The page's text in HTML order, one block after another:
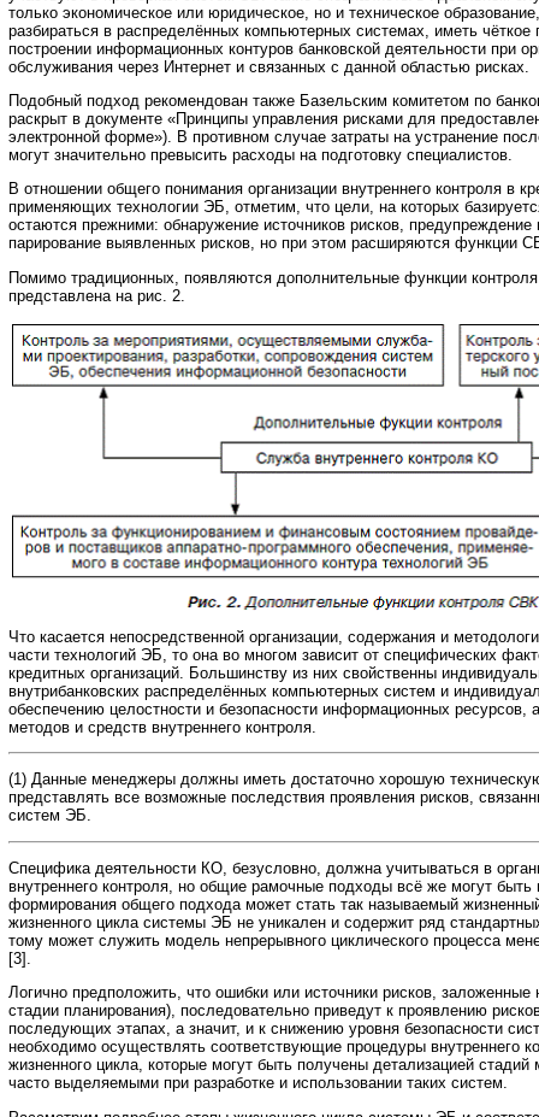
только экономическое или юридическое, но и техническое
разбираться в распределённых компьютерных системах, иметь чёткое
построении информационных контуров банковской деятельности при
обслуживания через Интернет и связанных с данной областью рисках.
Подобный подход рекомендован также Базельским комитетом по
раскрыт в документе «Принципы управления рисками для
электронной форме»). В противном случае затраты на устранение
могут значительно превысить расходы на подготовку специалистов.
В отношении общего понимания организации внутреннего контроля в
применяющих технологии ЭБ, отметим, что цели, на которых
остаются прежними: обнаружение источников рисков, предупреждение
парирование выявленных рисков, но при этом расширяются функции
Помимо традиционных, появляются дополнительные функции
представлена на рис. 2.
Что касается непосредственной организации, содержания и
части технологий ЭБ, то она во многом зависит от специфических
кредитных организаций. Большинству из них свойственны
внутрибанковских распределённых компьютерных систем и
обеспечению целостности и безопасности информационных ресурсов,
методов и средств внутреннего контроля.
(1) Данные менеджеры должны иметь достаточно хорошую
представлять все возможные последствия проявления рисков,
систем ЭБ.
Специфика деятельности КО, безусловно, должна учитываться в
внутреннего контроля, но общие рамочные подходы всё же могут
формирования общего подхода может стать так называемый
жизненного цикла системы ЭБ не уникален и содержит ряд
тому может служить модель непрерывного циклического процесса
[3].
Логично предположить, что ошибки или источники рисков, заложенные
стадии планирования), последовательно приведут к проявлению
последующих этапах, а значит, и к снижению уровня безопасности
необходимо осуществлять соответствующие процедуры внутреннего
жизненного цикла, которые могут быть получены детализацией
часто выделяемыми при разработке и использовании таких систем.